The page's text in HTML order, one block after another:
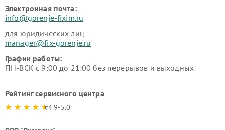
Электронная почта:
info@gorenje-fixim.ru
для юридических лиц
manager@fix-gorenje.ru
График работы:
ПН-ВСК с 9:00 до 21:00 без перерывов и выходных
Рейтинг сервисного центра
4.9-5.0